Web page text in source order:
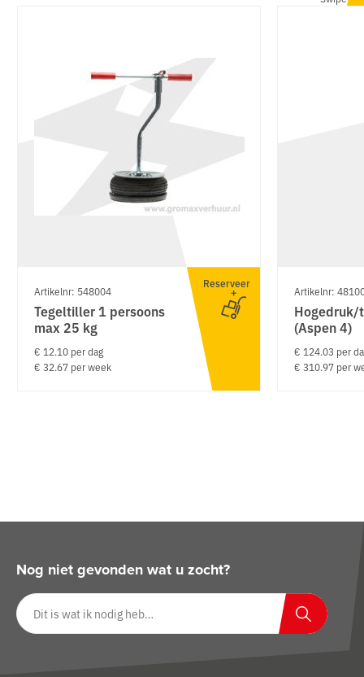
Artikelnr: 548004
Tegeltiller 1 persoons
max 25 kg
€ 12.10 per dag
€ 32.67 per week
Reserveer
Artikelnr:
Hogedruk/
(Aspen 4)
€ 124.03 per
€ 310.97 per
Nog niet gevonden wat u zocht?
Zoeken op website
Zoeken